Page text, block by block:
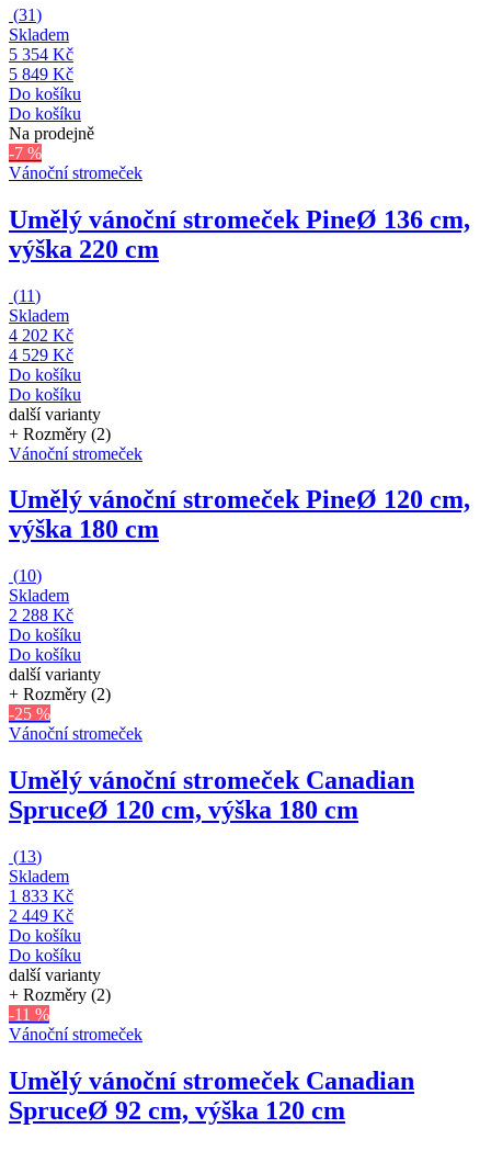
(31)
Skladem
5 354 Kč
5 849 Kč
Do košíku
Do košíku
Na prodejně
-7 %
Vánoční stromeček
Umělý vánoční stromeček PineØ 136 cm,
výška 220 cm
(11)
Skladem
4 202 Kč
4 529 Kč
Do košíku
Do košíku
další varianty
+ Rozměry (2)
Vánoční stromeček
Umělý vánoční stromeček PineØ 120 cm,
výška 180 cm
(10)
Skladem
2 288 Kč
Do košíku
Do košíku
další varianty
+ Rozměry (2)
-25 %
Vánoční stromeček
Umělý vánoční stromeček Canadian
SpruceØ 120 cm, výška 180 cm
(13)
Skladem
1 833 Kč
2 449 Kč
Do košíku
Do košíku
další varianty
+ Rozměry (2)
-11 %
Vánoční stromeček
Umělý vánoční stromeček Canadian
SpruceØ 92 cm, výška 120 cm